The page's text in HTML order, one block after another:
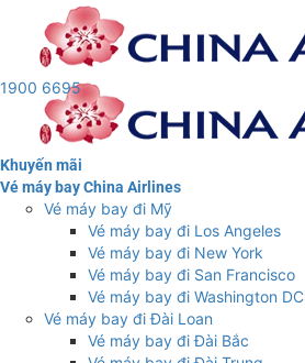
Khuyến mãi
Vé máy bay China Airlines
Vé máy bay đi Mỹ
Vé máy bay đi Los Angeles
Vé máy bay đi New York
Vé máy bay đi San Francisco
Vé máy bay đi Washington DC
Vé máy bay đi Đài Loan
Vé máy bay đi Đài Bắc
1900 6695